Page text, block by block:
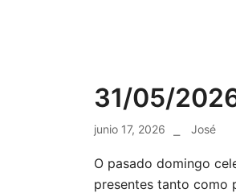
31/05/
junio 17, 2026 José
O pasado domingo
presentes tanto como